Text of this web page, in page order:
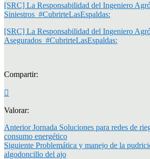
[SRC] La Responsabilidad del Ingeniero
Siniestros_#CubrirteLasEspaldas:
[SRC] La Responsabilidad del Ingeniero
Asegurados_#CubrirteLasEspaldas:
Compartir:
Valorar:
Anterior Jornada Soluciones para redes de
consumo energético
Siguiente Problemática y manejo de la
algodoncillo del ajo